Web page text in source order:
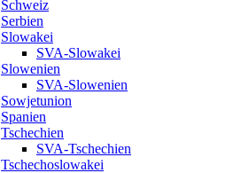
Schweiz
Serbien
Slowakei
SVA-Slowakei
Slowenien
SVA-Slowenien
Sowjetunion
Spanien
Tschechien
SVA-Tschechien
Tschechoslowakei